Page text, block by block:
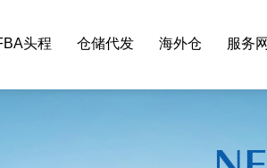
头程 仓储代发 海外仓 服务